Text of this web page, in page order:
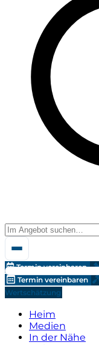
Termin vereinbaren
Termin vereinbaren
Wertschätzung
Heim
Medien
In der Nähe